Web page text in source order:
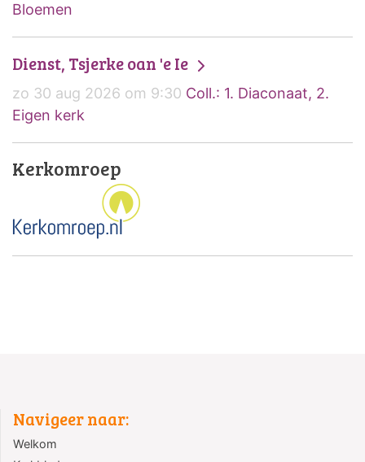
Bloemen
Dienst, Tsjerke oan 'e Ie
zo 30 aug 2026 om 9:30 Coll.: 1. Diaconaat, 2.
Eigen kerk
Kerkomroep
Navigeer naar:
Welkom